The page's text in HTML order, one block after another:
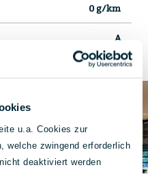
u.a. Cookies zur
welche zwingend erforderlich
deaktiviert werden
0 g/km
A